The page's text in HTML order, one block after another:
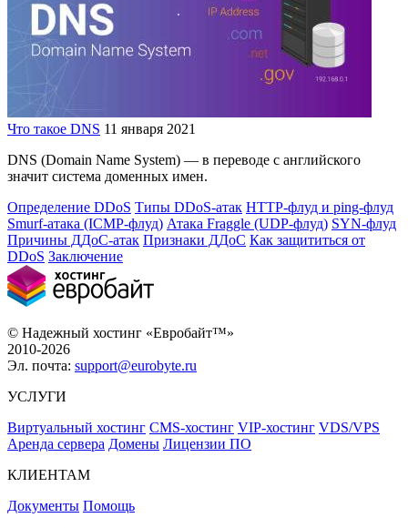
Что такое DNS 11 января 2021
DNS (Domain Name System) — в переводе с английского
значит система доменных имен.
Определение DDoS Типы DDoS-атак HTTP-флуд и ping-флуд
Smurf-атака (ICMP-флуд) Атака Fraggle (UDP-флуд) SYN-флуд
Причины ДДоС-атак Признаки ДДоС Как защититься от
DDoS Заключение
© Надежный хостинг «Евробайт™»
2010-2026
Эл. почта: support@eurobyte.ru
УСЛУГИ
Виртуальный хостинг CMS-хостинг VIP-хостинг VDS/VPS
Аренда сервера Домены Лицензии ПО
КЛИЕНТАМ
Документы Помощь